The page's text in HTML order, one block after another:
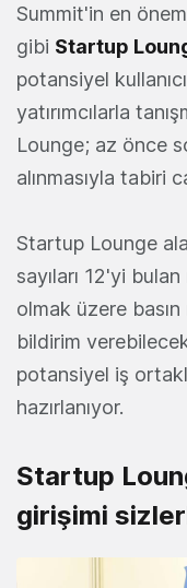
Summit'in en
gibi Startup
potansiyel
yatırımcılarla
Lounge; az önce
alınmasıyla tabiri
Startup Lounge
sayıları 12'yi
olmak üzere
bildirim
potansiyel iş
hazırlanıyor.
Startup
girişimi